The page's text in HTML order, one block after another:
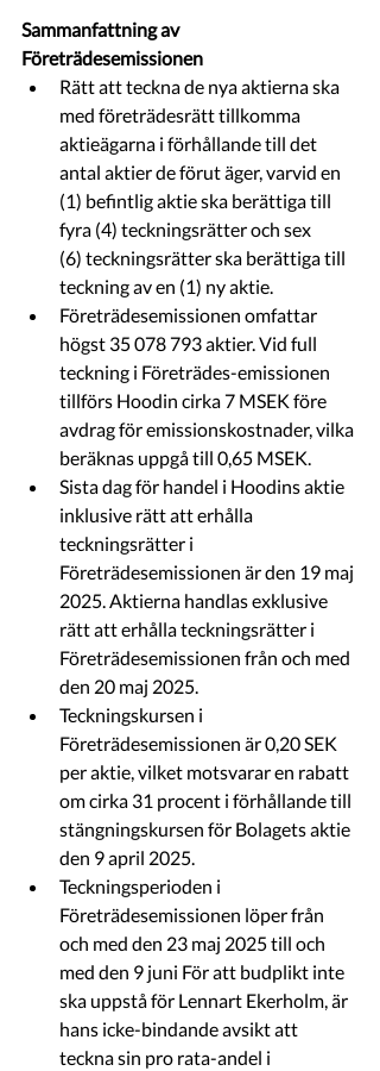
Sammanfattning av
Företrädesemissionen
Rätt att teckna de nya aktierna ska
med företrädesrätt tillkomma
aktieägarna i förhållande till det
antal aktier de förut äger, varvid en
(1) befintlig aktie ska berättiga till
fyra (4) teckningsrätter och sex
(6) teckningsrätter ska berättiga till
teckning av en (1) ny aktie.
Företrädesemissionen omfattar
högst 35 078 793 aktier. Vid full
teckning i Företrädes-emissionen
tillförs Hoodin cirka 7 MSEK före
avdrag för emissionskostnader, vilka
beräknas uppgå till 0,65 MSEK.
Sista dag för handel i Hoodins aktie
inklusive rätt att erhålla
teckningsrätter i
Företrädesemissionen är den 19 maj
2025. Aktierna handlas exklusive
rätt att erhålla teckningsrätter i
Företrädesemissionen från och med
den 20 maj 2025.
Teckningskursen i
Företrädesemissionen är 0,20 SEK
per aktie, vilket motsvarar en rabatt
om cirka 31 procent i förhållande till
stängningskursen för Bolagets aktie
den 9 april 2025.
Teckningsperioden i
Företrädesemissionen löper från
och med den 23 maj 2025 till och
med den 9 juni För att budplikt inte
ska uppstå för Lennart Ekerholm, är
hans icke-bindande avsikt att
teckna sin pro rata-andel i